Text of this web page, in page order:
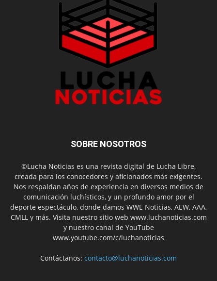
SOBRE NOSOTROS
©Lucha Noticias es una revista digital de Lucha Libre,
creada para los conocedores y aficionados más exigentes.
Nos respaldan años de experiencia en diversos medios de
comunicación luchísticos, y un profundo amor por el
deporte espectáculo, donde damos WWE Noticias, AEW, AAA,
CMLL y más. Visita nuestro sitio web www.luchanoticias.com
y nuestro canal de YouTube
www.youtube.com/c/luchanoticias
Contáctanos: contacto@luchanoticias.com